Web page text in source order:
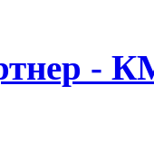
-